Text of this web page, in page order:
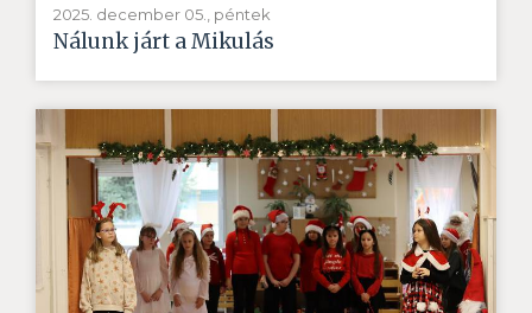
2025. december 05., péntek
Nálunk járt a Mikulás